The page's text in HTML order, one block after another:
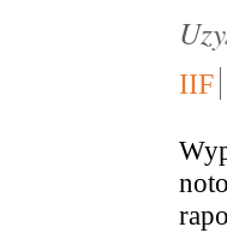
IIF